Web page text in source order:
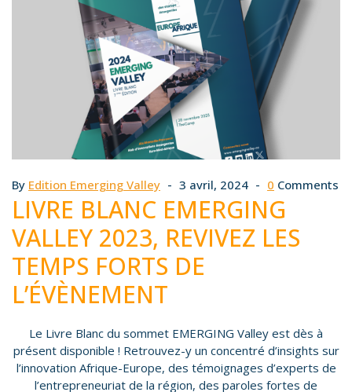
By Edition Emerging Valley 3 avril, 2024 0 Comments
LIVRE BLANC EMERGING
VALLEY 2023, REVIVEZ LES
TEMPS FORTS DE
L’ÉVÈNEMENT
Le Livre Blanc du sommet EMERGING Valley est dès à
présent disponible ! Retrouvez-y un concentré d’insights sur
l’innovation Afrique-Europe, des témoignages d’experts de
l’entrepreneuriat de la région, des paroles fortes de